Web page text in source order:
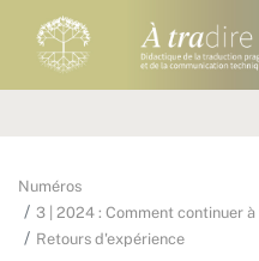
Numéros
3 | 2024 : Comment continuer
Retours d'expérience